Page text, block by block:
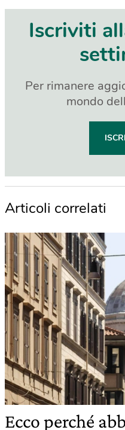
Iscriviti
Per rimanere
mondo
Articoli correlati
Ecco perché